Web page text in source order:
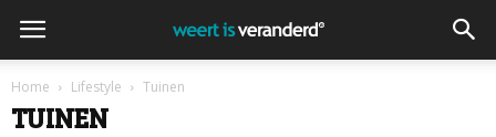
Home Lifestyle Tuinen
TUINEN